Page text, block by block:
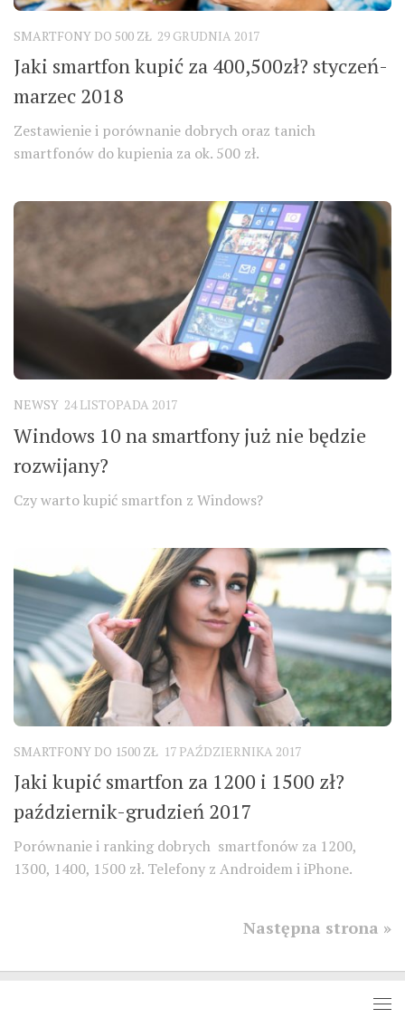
SMARTFONY DO 500 ZŁ 29 GRUDNIA 2017
Jaki smartfon kupić za 400,500zł? styczeń-
marzec 2018
Zestawienie i porównanie dobrych oraz tanich
smartfonów do kupienia za ok. 500 zł.
NEWSY 24 LISTOPADA 2017
Windows 10 na smartfony już nie będzie
rozwijany?
Czy warto kupić smartfon z Windows?
SMARTFONY DO 1500 ZŁ 17 PAŹDZIERNIKA 2017
Jaki kupić smartfon za 1200 i 1500 zł?
październik-grudzień 2017
Porównanie i ranking dobrych smartfonów za 1200,
1300, 1400, 1500 zł. Telefony z Androidem i iPhone.
Następna strona »